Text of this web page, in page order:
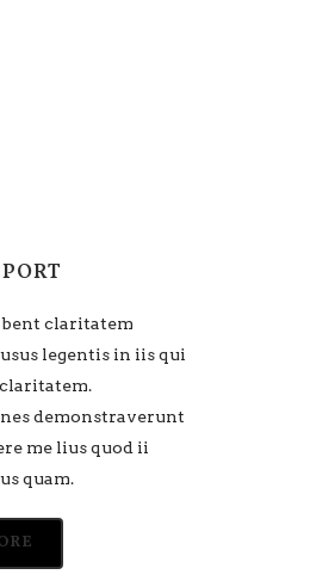
claritatem
legentis in iis qui
demonstraverunt
me lius quod ii
quam.